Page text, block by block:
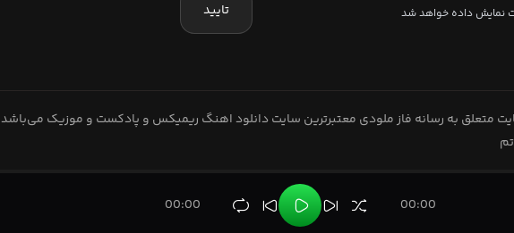
نمایش داده خواهد شد تایید
متعلق به رسانه فاز ملودی معتبرترین سایت دانلود اهنگ ریمیکس و پادکست و موزیک می‌باشد
00:00
00:00